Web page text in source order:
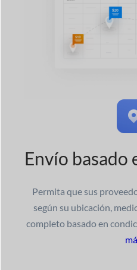
Envío basado
Permita que sus
según su ubicación,
completo basado en